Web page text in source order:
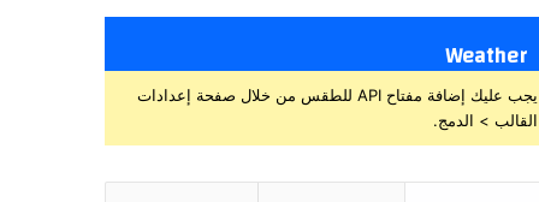
Weather
يجب عليك إضافة مفتاح API للطقس من خلال صفحة إعدادات
القالب > الدمج.